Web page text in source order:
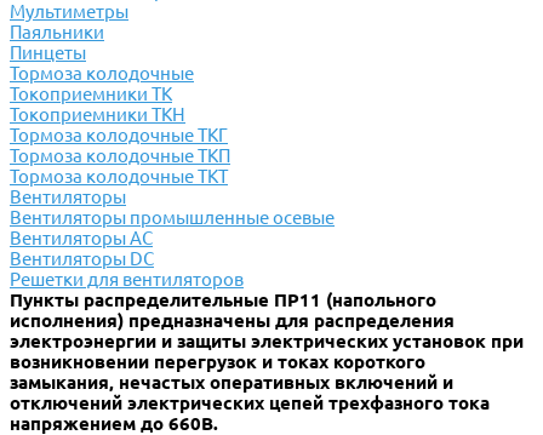
Мультиметры
Паяльники
Пинцеты
Тормоза колодочные
Токоприемники ТК
Токоприемники ТКН
Тормоза колодочные ТКГ
Тормоза колодочные ТКП
Тормоза колодочные ТКТ
Вентиляторы
Вентиляторы промышленные осевые
Вентиляторы АС
Вентиляторы DC
Решетки для вентиляторов
Пункты распределительные ПР11 (напольного
исполнения) предназначены для распределения
электроэнергии и защиты электрических установок при
возникновении перегрузок и токах короткого
замыкания, нечастых оперативных включений и
отключений электрических цепей трехфазного тока
напряжением до 660В.